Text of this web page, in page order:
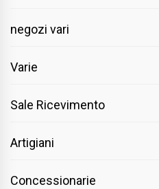
negozi vari
Varie
Sale Ricevimento
Artigiani
Concessionarie